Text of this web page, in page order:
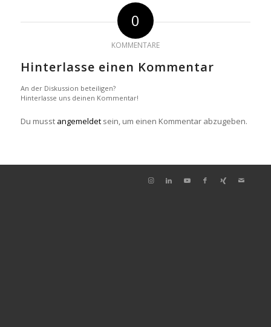
0
KOMMENTARE
Hinterlasse einen Kommentar
An der Diskussion beteiligen?
Hinterlasse uns deinen Kommentar!
Du musst angemeldetsein, um einen Kommentar abzugeben.